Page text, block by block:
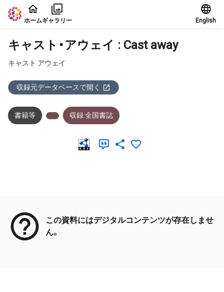
本文に飛ぶ
ホームギャラリー English
キャスト・アウェイ : Cast away
キャスト アウェイ
収録元データベースで開く
書籍等 収録:全国書誌
この資料にはデジタルコンテンツが存在しませ
ん。